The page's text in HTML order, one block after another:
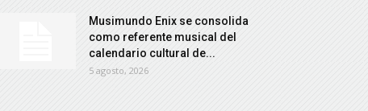
Musimundo Enix se consolida
como referente musical del
calendario cultural de...
5 agosto, 2026